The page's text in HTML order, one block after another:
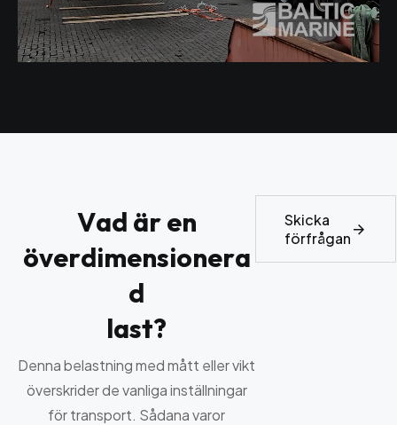
Vad ären
överdimensionera
d
last?
Denna belastning med mått eller vikt
överskrider de vanliga inställningar
för transport. Sådana varor
Skicka
förfrågan